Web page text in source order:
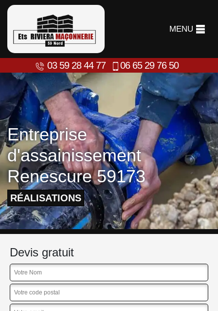
MENU
03 59 28 44 77 06 65 29 76 50
Entreprise
d'assainissement
Renescure 59173
RÉALISATIONS
Devis gratuit